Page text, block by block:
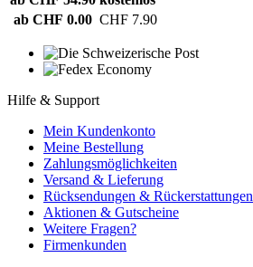
ab CHF 0.00 CHF 7.90
Hilfe & Support
Mein Kundenkonto
Meine Bestellung
Zahlungsmöglichkeiten
Versand & Lieferung
Rücksendungen & Rückerstattungen
Aktionen & Gutscheine
Weitere Fragen?
Firmenkunden